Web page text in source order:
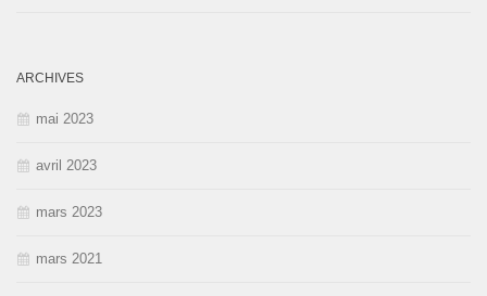
ARCHIVES
mai 2023
avril 2023
mars 2023
mars 2021